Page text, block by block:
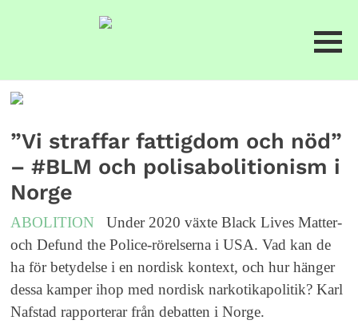
”Vi straffar fattigdom och nöd”
– #BLM och polisabolitionism i
Norge
ABOLITION
Under 2020 växte Black Lives Matter-
och Defund the Police-rörelserna i USA. Vad kan de
ha för betydelse i en nordisk kontext, och hur hänger
dessa kamper ihop med nordisk narkotikapolitik? Karl
Nafstad rapporterar från debatten i Norge.